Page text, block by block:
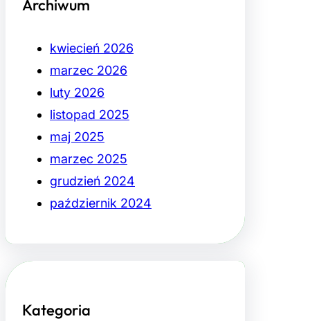
Archiwum
kwiecień 2026
marzec 2026
luty 2026
listopad 2025
maj 2025
marzec 2025
grudzień 2024
październik 2024
Kategoria